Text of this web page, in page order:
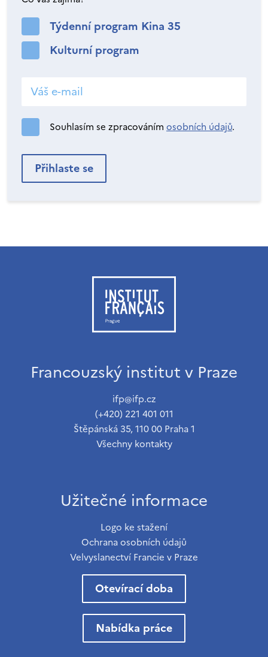
Týdenní program Kina 35
Kulturní program
Souhlasím se zpracováním osobních údajů.
Francouzský institut v Praze
ifp@ifp.cz
(+420) 221 401 011
Štěpánská 35, 110 00 Praha 1
Všechny kontakty
Užitečné informace
Logo ke stažení
Ochrana osobních údajů
Velvyslanectví Francie v Praze
Otevírací doba
Nabídka práce